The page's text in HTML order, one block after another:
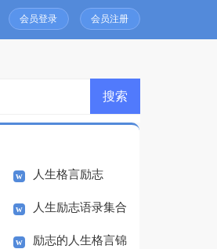
会员登录 会员注册
人生格言励志
人生励志语录集合
41条励志的人生格言锦